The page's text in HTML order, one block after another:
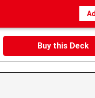
Buy this Deck